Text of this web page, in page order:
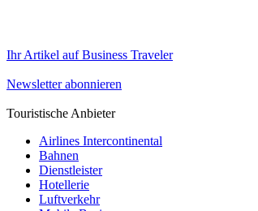
Ihr Artikel auf Business Traveler
Newsletter abonnieren
Touristische Anbieter
Airlines Intercontinental
Bahnen
Dienstleister
Hotellerie
Luftverkehr